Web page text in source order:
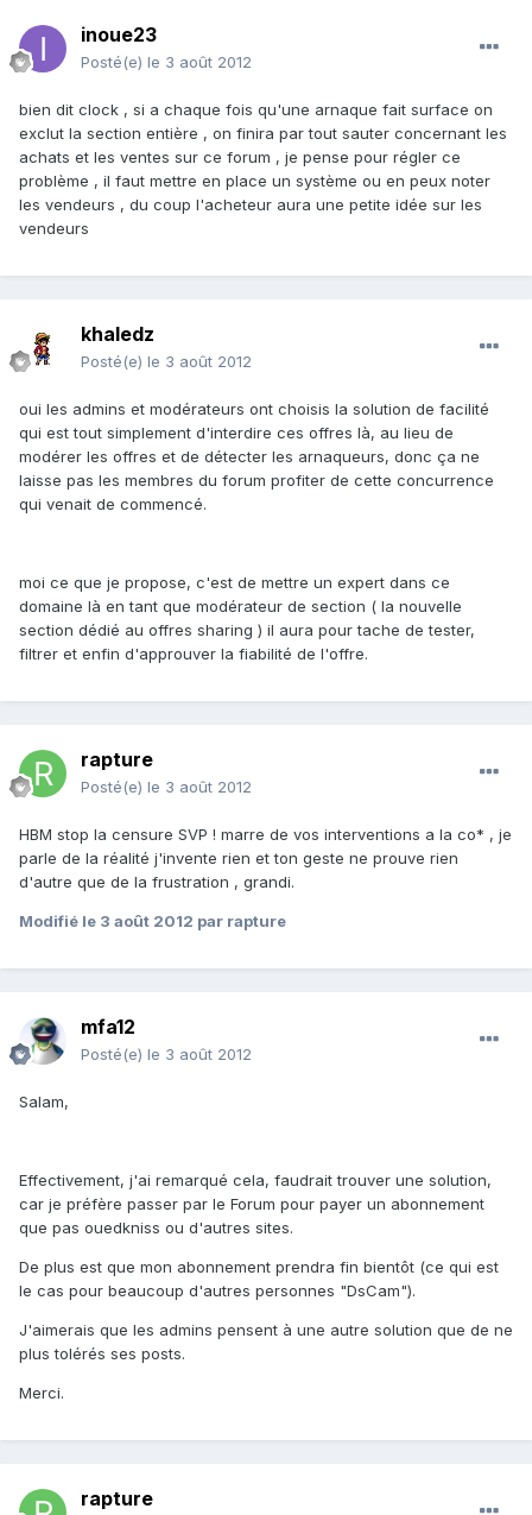
inoue23
Posté(e) le 3 août 2012
bien dit clock , si a chaque fois qu'une arnaque fait surface on
exclut la section entière , on finira par tout sauter concernant les
achats et les ventes sur ce forum , je pense pour régler ce
problème , il faut mettre en place un système ou en peux noter
les vendeurs , du coup l'acheteur aura une petite idée sur les
vendeurs
khaledz
Posté(e) le 3 août 2012
oui les admins et modérateurs ont choisis la solution de facilité
qui est tout simplement d'interdire ces offres là, au lieu de
modérer les offres et de détecter les arnaqueurs, donc ça ne
laisse pas les membres du forum profiter de cette concurrence
qui venait de commencé.
moi ce que je propose, c'est de mettre un expert dans ce
domaine là en tant que modérateur de section ( la nouvelle
section dédié au offres sharing ) il aura pour tache de tester,
filtrer et enfin d'approuver la fiabilité de l'offre.
rapture
Posté(e) le 3 août 2012
HBM stop la censure SVP ! marre de vos interventions a la co* , je
parle de la réalité j'invente rien et ton geste ne prouve rien
d'autre que de la frustration , grandi.
Modifié le 3 août 2012 par rapture
mfa12
Posté(e) le 3 août 2012
Salam,
Effectivement, j'ai remarqué cela, faudrait trouver une solution,
car je préfère passer par le Forum pour payer un abonnement
que pas ouedkniss ou d'autres sites.
De plus est que mon abonnement prendra fin bientôt (ce qui est
le cas pour beaucoup d'autres personnes "DsCam").
J'aimerais que les admins pensent à une autre solution que de ne
plus tolérés ses posts.
Merci.
rapture